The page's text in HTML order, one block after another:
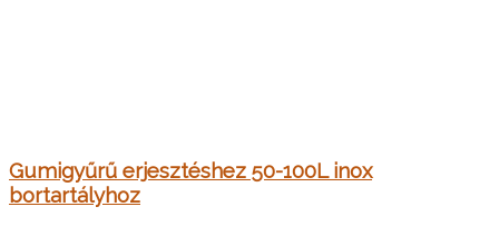
Gumigyűrű erjesztéshez 50-100L inox
bortartályhoz